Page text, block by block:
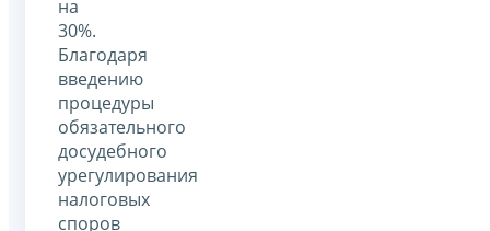
на
30%.
Благодаря
введению
процедуры
обязательного
досудебного
урегулирования
налоговых
споров